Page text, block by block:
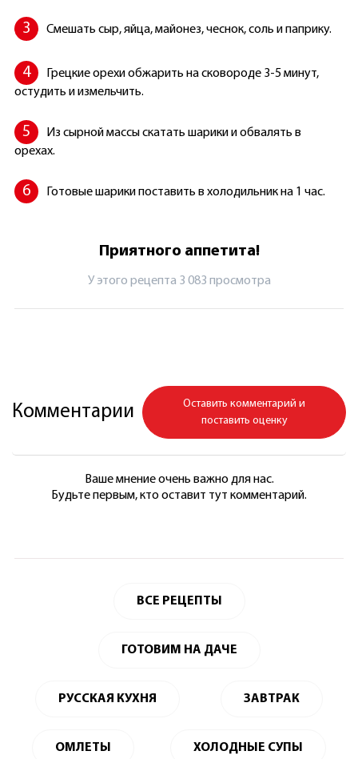
Смешать сыр, яйца, майонез, чеснок, соль и паприку.
Грецкие орехи обжарить на сковороде 3-5 минут,
остудить и измельчить.
Из сырной массы скатать шарики и обвалять в
орехах.
Готовые шарики поставить в холодильник на 1 час.
Приятного аппетита!
У этого рецепта 3 083 просмотрa
Комментарии
Оставить комментарий и
поставить оценку
Ваше мнение очень важно для нас.
Будьте первым, кто оставит тут комментарий.
ВСЕ РЕЦЕПТЫ
ГОТОВИМ НА ДАЧЕ
РУССКАЯ КУХНЯ ЗАВТРАК
ОМЛЕТЫ ХОЛОДНЫЕ СУПЫ